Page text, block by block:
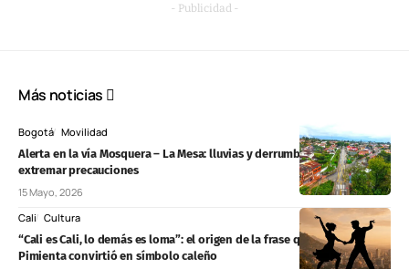
- Publicidad -
Más noticias
Bogotá Movilidad
Alerta en la vía Mosquera – La Mesa: lluvias y derrumbes obligan a
extremar precauciones
15 Mayo, 2026
Cali Cultura
“Cali es Cali, lo demás es loma”: el origen de la frase que Piper
Pimienta convirtió en símbolo caleño